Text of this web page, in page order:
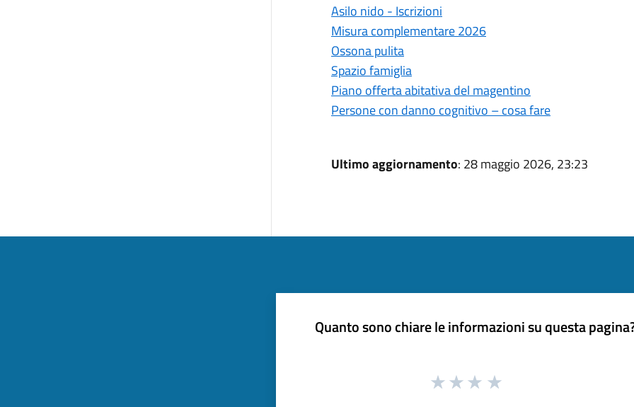
Asilo nido - Iscrizioni
Misura complementare 2026
Ossona pulita
Spazio famiglia
Piano offerta abitativa del magentino
Persone con danno cognitivo – cosa fare
Ultimo aggiornamento: 28 maggio 2026, 23:23
Quanto sono chiare le informazioni su questa